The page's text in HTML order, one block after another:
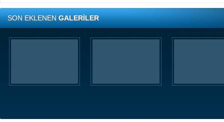
SON EKLENENGALERİLER